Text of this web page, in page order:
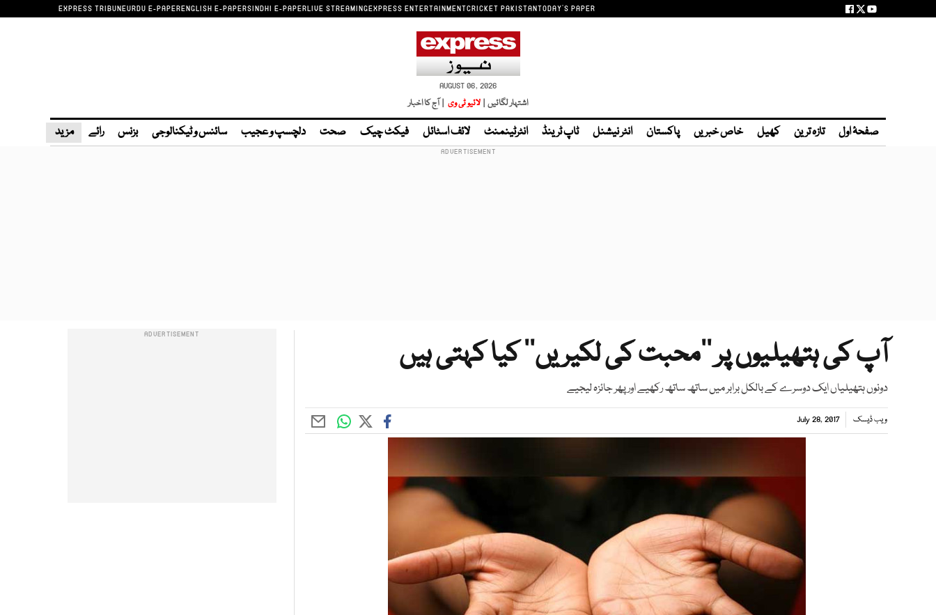
EXPRESS TRIBUNEURDU E-PAPERENGLISH E-PAPERSINDHI E-PAPERLIVE STREAMINGEXPRESS ENTERTAINMENTCRICKET PAKISTANTODAY'S PAPER
AUGUST 06, 2026
اشتہار لگائیں | لائیو ٹی وی | آج کا اخبار
صفحۂ اول تازہ ترین کھیل خاص خبریں پاکستان انٹر نیشنل ٹاپ ٹرینڈ انٹرٹینمنٹ لائف اسٹائل فیکٹ چیک صحت دلچسپ و عجیب سائنس و ٹیکنالوجی بزنس رائے مزید
آپ کی ہتھیلیوں پر ’’محبت کی لکیریں‘‘ کیا کہتی ہیں
دونوں ہتھیلیاں ایک دوسرے کے بالکل برابر میں ساتھ ساتھ رکھیے اور پھر جائزہ لیجیے
ویب ڈیسک July 28, 2017